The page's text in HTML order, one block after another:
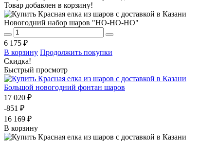
Товар добавлен в корзину!
Новогодний набор шаров "НО-НО-НО"
6 175 ₽
В корзину Продолжить покупки
Скидка!
Быстрый просмотр
Большой новогодний фонтан шаров
17 020 ₽
-851 ₽
16 169 ₽
В корзину